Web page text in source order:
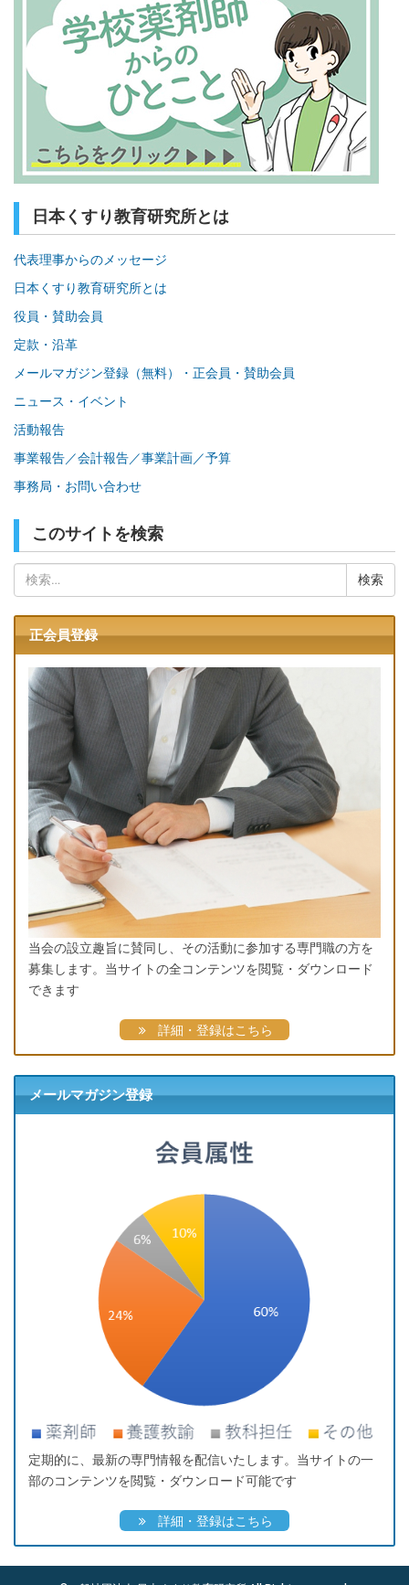
日本くすり教育研究所とは
代表理事からのメッセージ
日本くすり教育研究所とは
役員・賛助会員
定款・沿革
メールマガジン登録（無料）・正会員・賛助会員
ニュース・イベント
活動報告
事業報告／会計報告／事業計画／予算
事務局・お問い合わせ
このサイトを検索
索:
正会員登録
当会の設立趣旨に賛同し、その活動に参加する専門職の方を
募集します。当サイトの全コンテンツを閲覧・ダウンロード
できます
詳細・登録はこちら
メールマガジン登録
定期的に、最新の専門情報を配信いたします。当サイトの一
部のコンテンツを閲覧・ダウンロード可能です
詳細・登録はこちら